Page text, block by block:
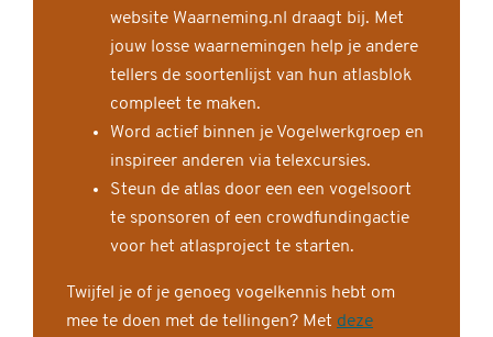
website Waarneming.nl draagt bij. Met
jouw losse waarnemingen help je andere
tellers de soortenlijst van hun atlasblok
compleet te maken.
Word actief binnen je Vogelwerkgroep en
inspireer anderen via telexcursies.
Steun de atlas door een een vogelsoort
te sponsoren of een crowdfundingactie
voor het atlasproject te starten.
Twijfel je of je genoeg vogelkennis hebt om
mee te doen met de tellingen? Met deze